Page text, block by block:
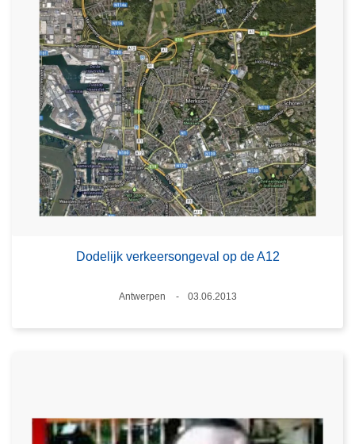
Dodelijk verkeersongeval op de A12
Plaats
Antwerpen
03.06.2013